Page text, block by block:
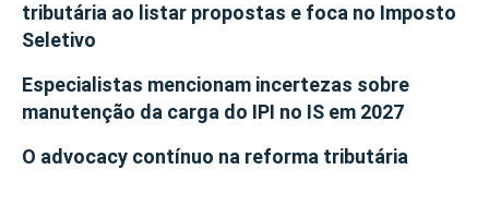
tributária ao listar propostas e foca no Imposto
Seletivo
Especialistas mencionam incertezas sobre
manutenção da carga do IPI no IS em 2027
O advocacy contínuo na reforma tributária